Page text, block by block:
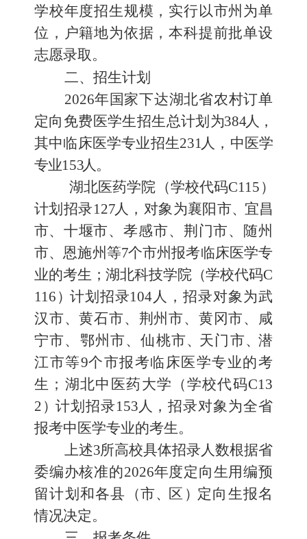
学校年度招生规模，实行以市州为单
位，户籍地为依据，本科提前批单设
志愿录取。
二、 招生计划
2026年国家下达湖北省农村订单
定向免费医学生招生总计划 为384人 ，
其中临床医学专业招生231人 ， 中医学
专业153人。
湖北医药学院 （学校代码C115 ）
计划招录127人 ， 对象为襄阳市、 宜昌
市、十堰市、孝感市、荆门市、随州
市、恩施州等7个市州报考临床医学专
业的考生 ； 湖北科技学院 （学校代码C
116 ） 计划招录104人，招录对象为武
汉市、黄石市、荆州市、黄冈市、咸
宁市、鄂州市、仙桃市、 天门市、潜
江市等9个市报考临床医学专业的考
生 ； 湖北中医药大学 （学校代码C13
2 ） 计划招录153人，招录对象为全省
报考中医学专业的考生。
上述3所高校具体招录人数根据省
委编办核准的2026年度定向生用编预
留计划 和各县 （市、 区 ） 定向生报名
情况决定。